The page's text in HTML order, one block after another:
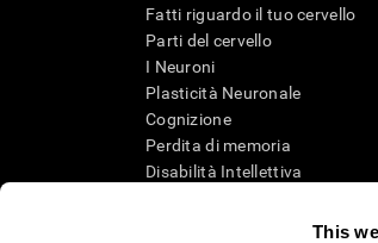
This
Fatti riguardo il tuo cervello
Parti del cervello
I Neuroni
Plasticità Neuronale
Cognizione
Perdita di memoria
Disabilità Intellettiva